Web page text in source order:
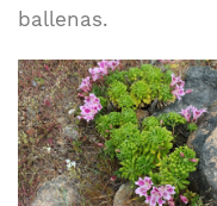
ballenas.